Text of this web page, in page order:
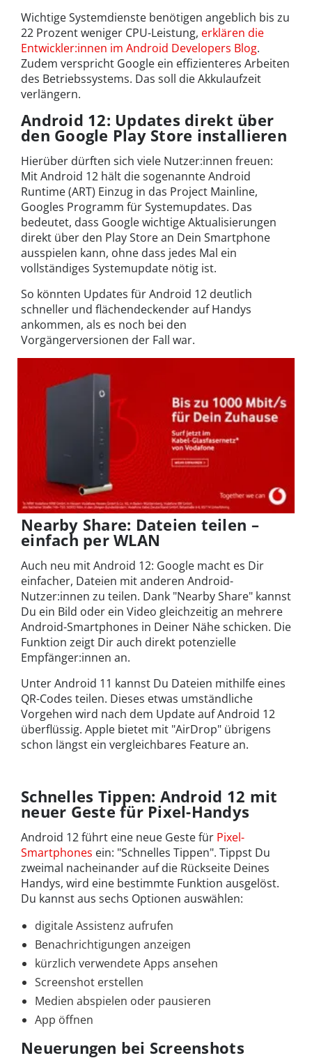
Wichtige Systemdienste benötigen angeblich bis zu
22 Prozent weniger CPU-Leistung, erklären die
Entwickler:innen im Android Developers Blog.
Zudem verspricht Google ein effizienteres Arbeiten
des Betriebssystems. Das soll die Akkulaufzeit
verlängern.
Android 12: Updates direkt über
den Google Play Store installieren
Hierüber dürften sich viele Nutzer:innen freuen:
Mit Android 12 hält die sogenannte Android
Runtime (ART) Einzug in das Project Mainline,
Googles Programm für Systemupdates. Das
bedeutet, dass Google wichtige Aktualisierungen
direkt über den Play Store an Dein Smartphone
ausspielen kann, ohne dass jedes Mal ein
vollständiges Systemupdate nötig ist.
So könnten Updates für Android 12 deutlich
schneller und flächendeckender auf Handys
ankommen, als es noch bei den
Vorgängerversionen der Fall war.
Nearby Share: Dateien teilen –
einfach per WLAN
Auch neu mit Android 12: Google macht es Dir
einfacher, Dateien mit anderen Android-
Nutzer:innen zu teilen. Dank "Nearby Share" kannst
Du ein Bild oder ein Video gleichzeitig an mehrere
Android-Smartphones in Deiner Nähe schicken. Die
Funktion zeigt Dir auch direkt potenzielle
Empfänger:innen an.
Unter Android 11 kannst Du Dateien mithilfe eines
QR-Codes teilen. Dieses etwas umständliche
Vorgehen wird nach dem Update auf Android 12
überflüssig. Apple bietet mit "AirDrop" übrigens
schon längst ein vergleichbares Feature an.
Schnelles Tippen: Android 12 mit
neuer Geste für Pixel-Handys
Android 12 führt eine neue Geste für Pixel-
Smartphones ein: "Schnelles Tippen". Tippst Du
zweimal nacheinander auf die Rückseite Deines
Handys, wird eine bestimmte Funktion ausgelöst.
Du kannst aus sechs Optionen auswählen:
digitale Assistenz aufrufen
Benachrichtigungen anzeigen
kürzlich verwendete Apps ansehen
Screenshot erstellen
Medien abspielen oder pausieren
App öffnen
Neuerungen bei Screenshots